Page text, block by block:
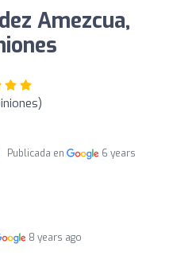
Amezcua,
Publicada en
6 years
8 years ago